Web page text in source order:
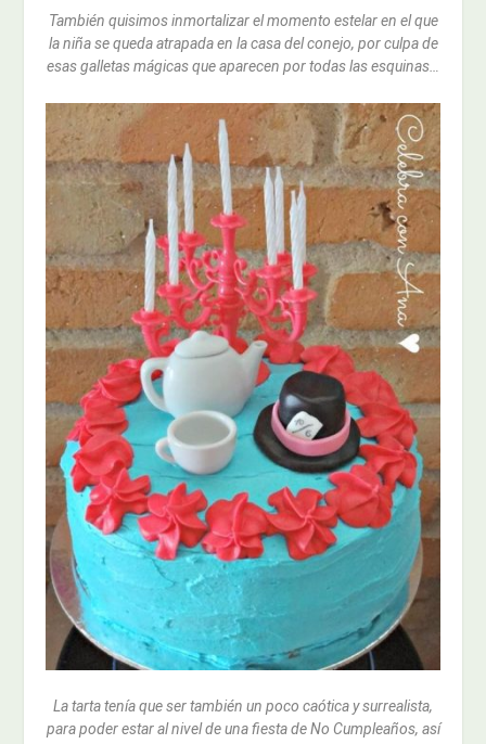
También quisimos inmortalizar el momento estelar en el que
la niña se queda atrapada en la casa del conejo, por culpa de
esas galletas mágicas que aparecen por todas las esquinas…
La tarta tenía que ser también un poco caótica y surrealista,
para poder estar al nivel de una fiesta de No Cumpleaños, así